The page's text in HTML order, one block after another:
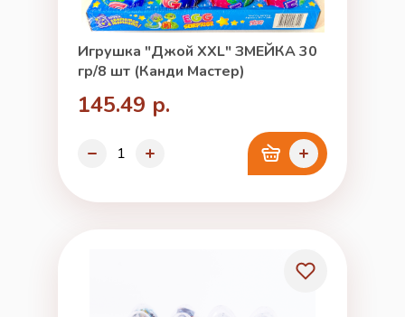
Игрушка "Джой XXL" ЗМЕЙКА 30
гр/8 шт (Канди Мастер)
145.49 р.